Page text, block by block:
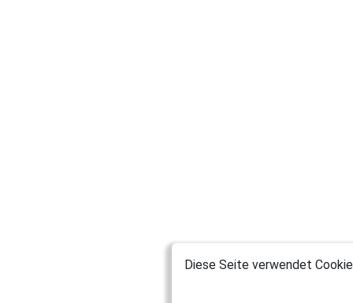
Diese Seite verwendet